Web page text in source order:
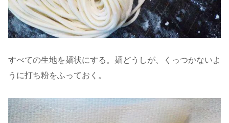
すべての生地を麺状にする。麺どうしが、くっつかないよ
うに打ち粉をふっておく。